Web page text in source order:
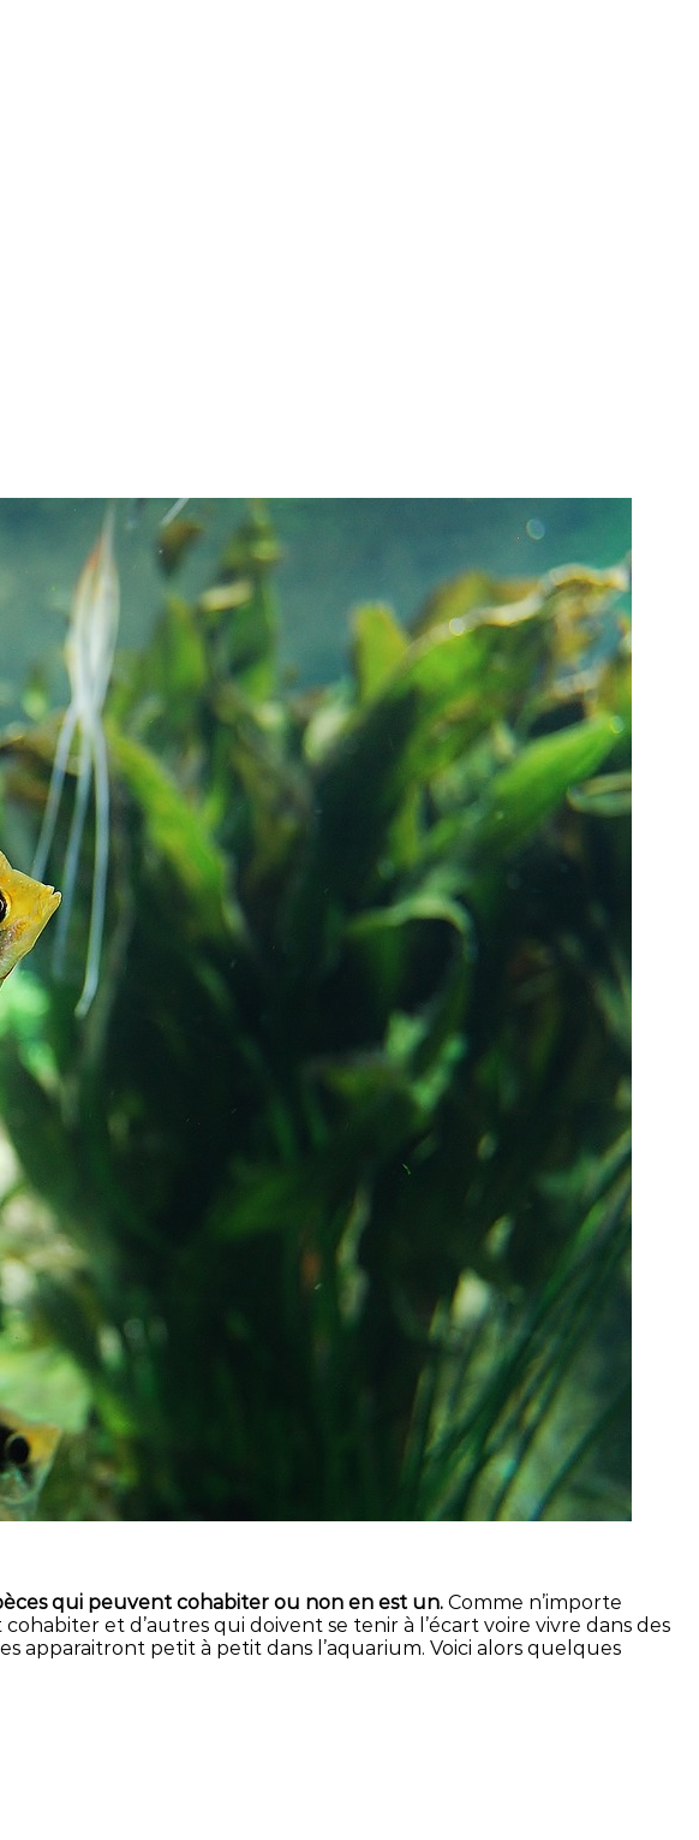
qui peuvent cohabiter ou non en est un. Comme n’importe
et d’autres qui doivent se tenir à l’écart voire vivre dans des
apparaitront petit à petit dans l’aquarium. Voici alors quelques